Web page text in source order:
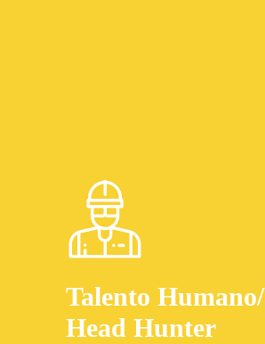
Talento Humano/
Head Hunter